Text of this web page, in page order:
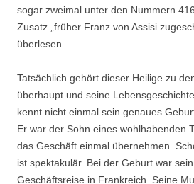
sogar zweimal unter den Nummern
Zusatz „früher Franz von Assisi
überlesen.
Tatsächlich gehört dieser Heilige zu
überhaupt und seine
kennt nicht einmal sein genaues
Er war der Sohn eines wohlhabenden
das Geschäft einmal übernehmen.
ist spektakulär. Bei der Geburt war
Geschäftsreise in Frankreich. Seine